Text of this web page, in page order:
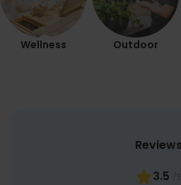
Wellness Outdoor
Reviews
3.5 /5